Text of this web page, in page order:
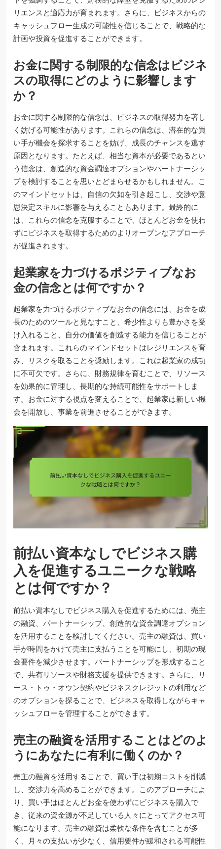
リエンスと適応力が育まれます。さらに、ビジネスからの
キャッシュフロー生成の可能性を信じることで、戦略的な
計画や投資を促進することができます。
お金に関する制限的な信念はビジネ
スの取得にどのように影響します
か？
お金に関する制限的な信念は、ビジネスの取得努力を著し
く妨げる可能性があります。これらの信念は、潜在的な買
い手が機会を探求することを妨げ、成長のチャンスを逃す
原因となります。たとえば、相当な資本が必要であるとい
う信念は、創造的な資金調達オプションやパートナーシッ
プを検討することを思いとどまらせるかもしれません。こ
のマインドセットは、自信の欠如を引き起こし、交渉や意
思決定スキルに影響を与えることもあります。最終的に
は、これらの信念を克服することで、ほとんどお金を使わ
ずにビジネスを取得するためのよりオープンなアプローチ
が促進されます。
起業家を力づけるポジティブなお
金の信念とは何ですか？
起業家を力づけるポジティブなお金の信念には、お金を成
長のためのツールと見なすこと、希少性よりも豊かさを受
け入れること、自分の価値を創造する能力を信じることが
含まれます。これらのマインドセットはレジリエンスを育
み、リスクを取ることを奨励します。これは起業家の成功
に不可欠です。さらに、財務規律を育むことで、リソース
を効果的に管理し、長期的な持続可能性をサポートしま
す。お金に対する視点を変えることで、起業家は新しい機
会を開放し、事業を前進させることができます。
前払い資本なしでビジネス購
入を促進するユニークな戦略
とは何ですか？
前払い資本なしでビジネス購入を促進するためには、売主
の融資、パートナーシップ、創造的な資金調達オプション
を活用することを検討してください。売主の融資は、買い
手が時間をかけて売主に支払うことを可能にし、初期の現
金要件を減少させます。パートナーシップを形成すること
で、共有リソースや財務支援を提供できます。さらに、リ
ース・トゥ・オウン契約やビジネスクレジットの利用など
のオプションを探ることで、ビジネスを取得しながらキャ
ッシュフローを管理することができます。
売主の融資を活用することはどのよ
うにあなたに有利に働くのか？
売主の融資を活用することで、買い手は初期コストを削減
し、交渉力を高めることができます。このアプローチによ
り、買い手はほとんどお金を使わずにビジネスを購入で
き、従来の資金源が不足している人々にとってアクセス可
能になります。売主の融資は柔軟な条件を含むことが多
く、月々の支払いが少なく、信用要件が緩和される可能性